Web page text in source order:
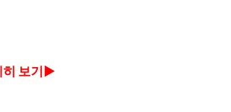
히 보기▶